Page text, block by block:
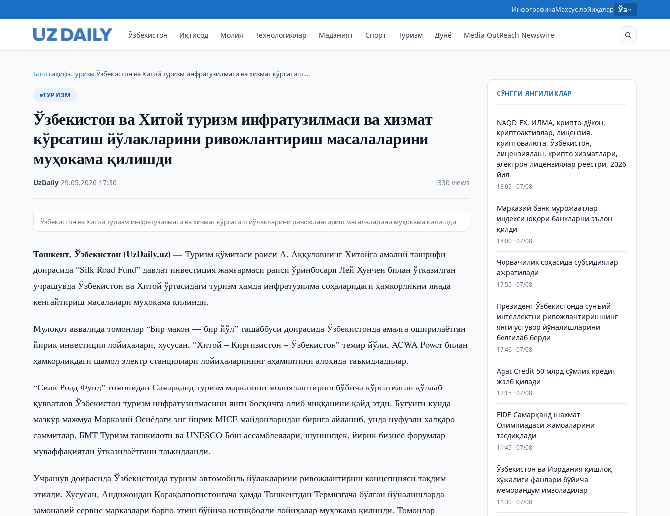
ИнфографикаМахсус лойиҳалар Ўз
Ўзбекистон Иқтисод Молия Технологиялар Маданият Спорт Туризм Дунё Media OutReach Newswire
Бош саҳифа›Туризм›Ўзбекистон ва Хитой туризм инфратузилмаси ва хизмат кўрсатиш …
ТУРИЗМ
Ўзбекистон ва Хитой туризм инфратузилмаси ва хизмат
кўрсатиш йўлакларини ривожлантириш масалаларини
муҳокама қилишди
UzDaily ·29.05.2026 17:30 330 views
Ўзбекистон ва Хитой туризм инфратузилмаси ва хизмат кўрсатиш йўлакларини ривожлантириш масалаларини муҳокама қилишди
Тошкент, Ўзбекистон (UzDaily.uz) —Туризм қўмитаси раиси А. Аққуловнинг Хитойга амалий ташрифи
доирасида “Silk Road Fund” давлат инвестиция жамғармаси раиси ўринбосари Лей Хунчен билан ўтказилган
учрашувда Ўзбекистон ва Хитой ўртасидаги туризм ҳамда инфратузилма соҳаларидаги ҳамкорликни янада
кенгайтириш масалалари муҳокама қилинди.
Мулоқот аввалида томонлар “Бир макон — бир йўл” ташаббуси доирасида Ўзбекистонда амалга оширилаётган
йирик инвестиция лойиҳалари, хусусан, “Хитой – Қирғизистон – Ўзбекистон” темир йўли, ACWA Power билан
ҳамкорликдаги шамол электр станциялари лойиҳаларининг аҳамиятини алоҳида таъкидладилар.
“Силк Роад Фунд” томонидан Самарқанд туризм марказини молиялаштириш бўйича кўрсатилган қўллаб-
қувватлов Ўзбекистон туризм инфратузилмасини янги босқичга олиб чиққанини қайд этди. Бугунги кунда
мазкур мажмуа Марказий Осиёдаги энг йирик МIСE майдонларидан бирига айланиб, унда нуфузли халқаро
саммитлар, БМТ Туризм ташкилоти ва UNESCO Бош ассамблеялари, шунингдек, йирик бизнес форумлар
муваффақиятли ўтказилаётгани таъкидланди.
Учрашув доирасида Ўзбекистонда туризм автомобиль йўлакларини ривожлантириш концепцияси тақдим
этилди. Хусусан, Андижондан Қорақалпоғистонгача ҳамда Тошкентдан Термизгача бўлган йўналишларда
замонавий сервис марказлари барпо этиш бўйича истиқболли лойиҳалар муҳокама қилинди. Томонлар
СЎНГГИ ЯНГИЛИКЛАР
NAQD-EX, ИЛМА, крипто-дўкон,
криптоактивлар, лицензия,
криптовалюта, Ўзбекистон,
лицензиялаш, крипто хизматлари,
электрон лицензиялар реестри, 2026
йил
18:05 · 07/08
Марказий банк мурожаатлар
индекси юқори банкларни эълон
қилди
18:00 · 07/08
Чорвачилик соҳасида субсидиялар
ажратилади
17:55 · 07/08
Президент Ўзбекистонда сунъий
интеллектни ривожлантиришнинг
янги устувор йўналишларини
белгилаб берди
17:46 · 07/08
Agat Credit 50 млрд сўмлик кредит
жалб қилади
12:15 · 07/08
FIDE Самарқанд шахмат
Олимпиадаси жамоаларини
тасдиқлади
11:45 · 07/08
Ўзбекистон ва Иордания қишлоқ
хўжалиги фанлари бўйича
меморандум имзоладилар
11:30 · 07/08